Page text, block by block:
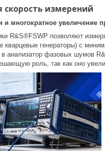
измерений
многократное увеличение
R&S®FSWP позволяют
кварцевые генераторы) с
в анализатор фазовых шумов
роль, так как оно